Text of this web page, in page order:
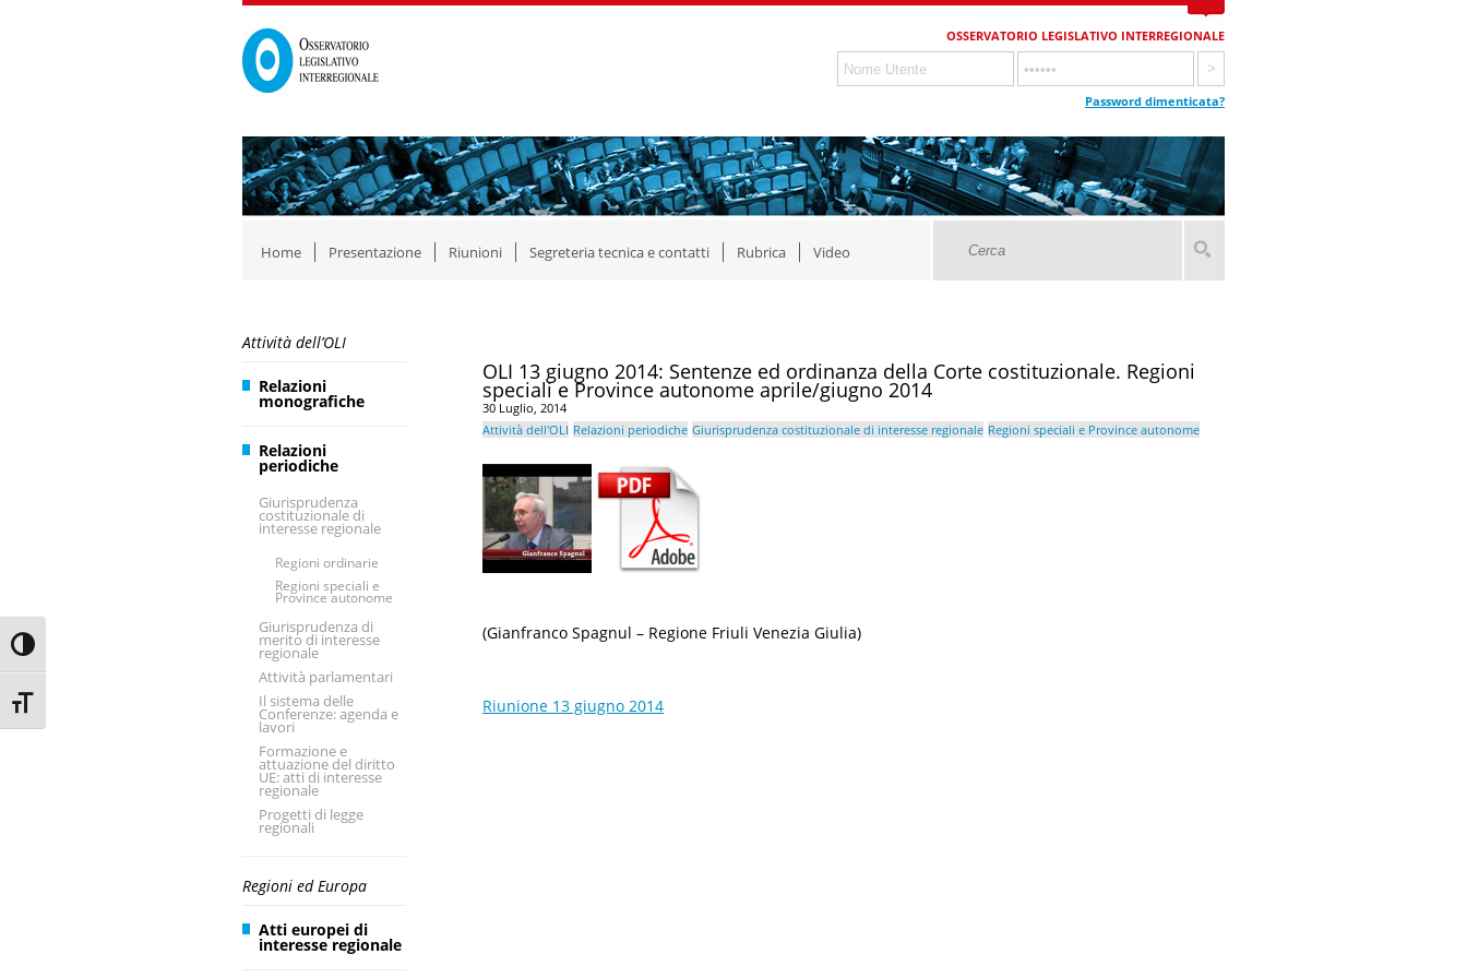
Toggle High Contrast
Toggle Font size
OSSERVATORIO LEGISLATIVO INTERREGIONALE
Password dimenticata?
Home Presentazione Riunioni Segreteria tecnica e contatti Rubrica Video
Attività dell’OLI
Relazioni
monografiche
Relazioni
periodiche
Giurisprudenza
costituzionale di
interesse regionale
Regioni ordinarie
Regioni speciali e
Province autonome
Giurisprudenza di
merito di interesse
regionale
Attività parlamentari
Il sistema delle
Conferenze: agenda e
lavori
Formazione e
attuazione del diritto
UE: atti di interesse
regionale
Progetti di legge
regionali
Regioni ed Europa
Atti europei di
interesse regionale
OLI 13 giugno 2014: Sentenze ed ordinanza della Corte costituzionale. Regioni
speciali e Province autonome aprile/giugno 2014
30 Luglio, 2014
Attività dell'OLI Relazioni periodiche Giurisprudenza costituzionale di interesse regionale Regioni speciali e Province autonome
(Gianfranco Spagnul – Regione Friuli Venezia Giulia)
Riunione 13 giugno 2014